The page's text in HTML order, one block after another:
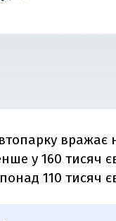
у 160 тисяч
110 тисяч